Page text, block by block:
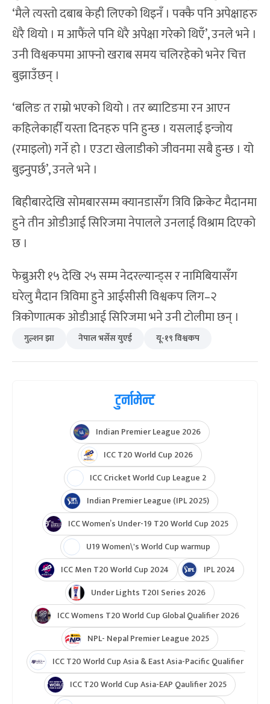
‘मैले त्यस्तो दबाब केही लिएको थिइनँ । पक्कै पनि अपेक्षाहरु
धेरै थियो । म आफैंले पनि धेरै अपेक्षा गरेको थिएँ’, उनले भने ।
उनी विश्वकपमा आफ्नो खराब समय चलिरहेको भनेर चित्त
बुझाउँछन् ।
‘बलिङ त राम्रो भएको थियो । तर ब्याटिङमा रन आएन
कहिलेकाहीँ यस्ता दिनहरु पनि हुन्छ । यसलाई इन्जोय
(रमाइलो) गर्ने हो । एउटा खेलाडीको जीवनमा सबै हुन्छ । यो
बुझ्नुपर्छ’, उनले भने ।
बिहीबारदेखि सोमबारसम्म क्यानडासँग त्रिवि क्रिकेट मैदानमा
हुने तीन ओडीआई सिरिजमा नेपालले उनलाई विश्राम दिएको
छ ।
फेब्रुअरी १५ देखि २५ सम्म नेदरल्यान्ड्स र नामिबियासँग
घरेलु मैदान त्रिविमा हुने आईसीसी विश्वकप लिग–२
त्रिकोणात्मक ओडीआई सिरिजमा भने उनी टोलीमा छन् ।
गुल्शन झा नेपाल भर्सेस युएई यू-१९ विश्वकप
टुर्नामेन्ट
Indian Premier League 2026
ICC T20 World Cup 2026
ICC Cricket World Cup League 2
Indian Premier League (IPL 2025)
ICC Women’s Under-19 T20 World Cup 2025
U19 Women\'s World Cup warmup
ICC Men T20 World Cup 2024
IPL 2024
Under Lights T20I Series 2026
ICC Womens T20 World Cup Global Qualifier 2026
NPL- Nepal Premier League 2025
ICC T20 World Cup Asia & East Asia-Pacific Qualifier
ICC T20 World Cup Asia-EAP Qaulifier 2025